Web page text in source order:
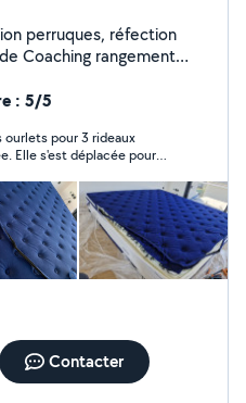
perruques, réfection
langue étrangère FLE
: 5/5
pour 3 rideaux
Travail précis et de
hésiter.
Contacter